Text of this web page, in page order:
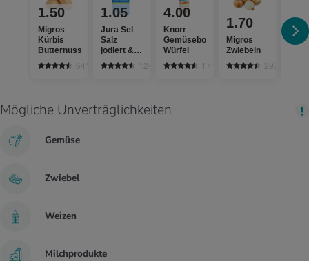
1.50
Migros
Kürbis
Butternuss
641
1.05
Jura Sel
Salz
jodiert &
fluoridiert
1242
4.00
Knorr
Gemüsebouillon
Würfel
174
1.70
Migros
Zwiebeln
2921
Mögliche Unverträglichkeiten
Gemüse
Zwiebel
Weizen
Milchprodukte